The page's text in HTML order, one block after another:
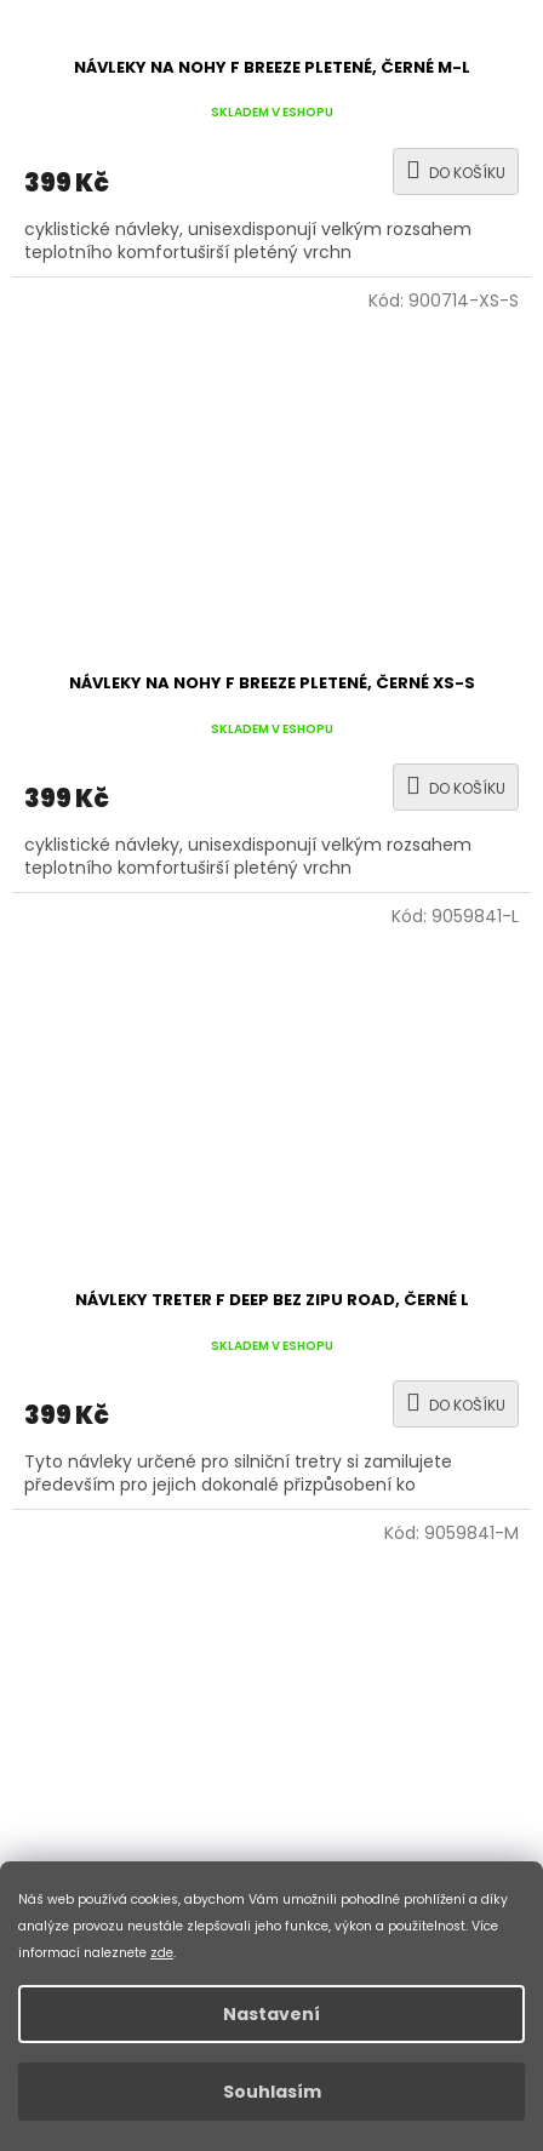
Náš web používá cookies, abychom Vám umožnili pohodlné prohlížení a díky
analýze provozu neustále zlepšovali jeho funkce, výkon a použitelnost. Více
informací naleznete zde.
Nastavení
Souhlasím
NÁVLEKY NA NOHY F BREEZE PLETENÉ, ČERNÉ M-L
SKLADEM V ESHOPU
399 Kč DO KOŠÍKU
cyklistické návleky, unisexdisponují velkým rozsahem
teplotního komfortuširší pleténý vrchn
NÁVLEKY NA NOHY F BREEZE PLETENÉ, ČERNÉ XS-S
SKLADEM V ESHOPU
399 Kč DO KOŠÍKU
cyklistické návleky, unisexdisponují velkým rozsahem
teplotního komfortuširší pleténý vrchn
Kód: 900714-XS-S
NÁVLEKY TRETER F DEEP BEZ ZIPU ROAD, ČERNÉ L
SKLADEM V ESHOPU
399 Kč DO KOŠÍKU
Tyto návleky určené pro silniční tretry si zamilujete
především pro jejich dokonalé přizpůsobení ko
Kód: 9059841-L
NÁVLEKY TRETER F DEEP BEZ ZIPU ROAD, ČERNÉ M
399 Kč
Tyto návleky určené pro silniční tretry si zamilujete
především pro jejich dokonalé přizpůsobení ko
Kód: 9059841-M